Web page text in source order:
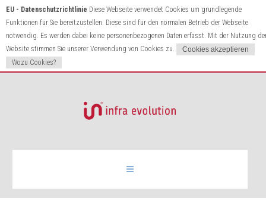
EU - Datenschutzrichtlinie Diese Webseite verwendet Cookies um grundlegende
Funktionen für Sie bereitzustellen. Diese sind für den normalen Betrieb der Webseite
notwendig. Es werden dabei keine personenbezogenen Daten erfasst. Mit der Nutzung
Website stimmen Sie unserer Verwendung von Cookies zu.
Wozu Cookies?